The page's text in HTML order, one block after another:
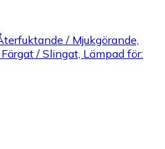
/ Mjukgörande,
/ Slingat, Lämpad för: